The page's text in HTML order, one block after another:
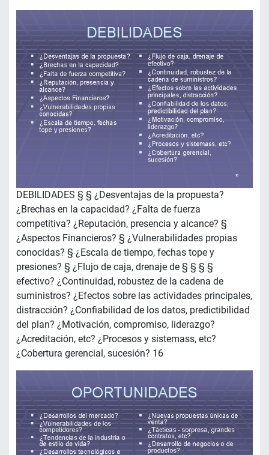
DEBILIDADES § § ¿Desventajas de la propuesta?
¿Brechas en la capacidad? ¿Falta de fuerza
competitiva? ¿Reputación, presencia y alcance? §
¿Aspectos Financieros? § ¿Vulnerabilidades propias
conocidas? § ¿Escala de tiempo, fechas tope y
presiones? § ¿Flujo de caja, drenaje de § § § §
efectivo? ¿Continuidad, robustez de la cadena de
suministros? ¿Efectos sobre las actividades principales,
distracción? ¿Confiabilidad de los datos, predictibilidad
del plan? ¿Motivación, compromiso, liderazgo?
¿Acreditación, etc? ¿Procesos y sistemass, etc?
¿Cobertura gerencial, sucesión? 16